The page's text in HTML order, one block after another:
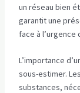
un réseau bien
garantit une
face à
L’importance
sous-estimer.
substances,